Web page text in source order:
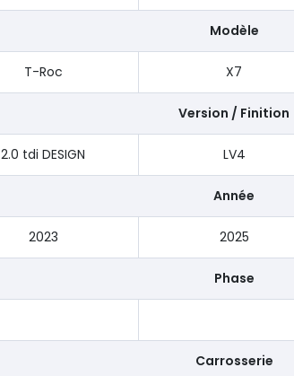
Modèle
T-Roc X7
Version / Finition
2.0 tdi DESIGN LV4
Année
2023 2025
Phase
Carrosserie